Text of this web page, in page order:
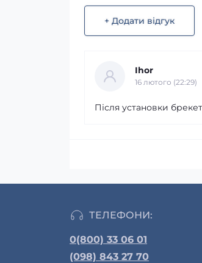
+ Додати відгук
Ihor
16 лютого (22:29)
Після установки
ТЕЛЕФОНИ:
0(800) 33 06 01
(098) 843 27 70